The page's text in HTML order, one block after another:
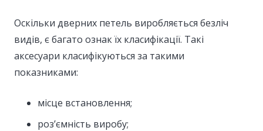
Оскільки дверних петель виробляється безліч
видів, є багато ознак їх класифікації. Такі
аксесуари класифікуються за такими
показниками:
місце встановлення;
роз’ємність виробу;